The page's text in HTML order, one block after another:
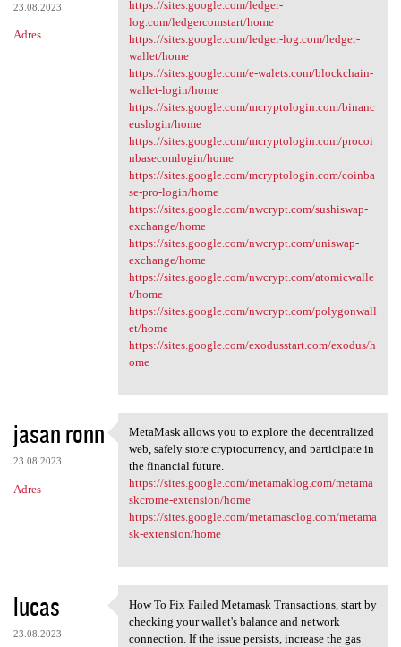
23.08.2023
Adres
https://sites.google.com/ledger-
log.com/ledgercomstart/home
https://sites.google.com/ledger-log.com/ledger-
wallet/home
https://sites.google.com/e-walets.com/blockchain-
wallet-login/home
https://sites.google.com/mcryptologin.com/binanc
euslogin/home
https://sites.google.com/mcryptologin.com/procoi
nbasecomlogin/home
https://sites.google.com/mcryptologin.com/coinba
se-pro-login/home
https://sites.google.com/nwcrypt.com/sushiswap-
exchange/home
https://sites.google.com/nwcrypt.com/uniswap-
exchange/home
https://sites.google.com/nwcrypt.com/atomicwalle
t/home
https://sites.google.com/nwcrypt.com/polygonwall
et/home
https://sites.google.com/exodusstart.com/exodus/h
ome
jasan ronn
23.08.2023
Adres
MetaMask allows you to
MetaMask allows you to explore the decentralized
web, safely store cryptocurrency, and participate in
the financial future.
https://sites.google.com/metamaklog.com/metama
skcrome-extension/home
https://sites.google.com/metamasclog.com/metama
sk-extension/home
lucas
23.08.2023
How To Fix Failed Metamask
How To Fix Failed Metamask Transactions, start by
checking your wallet's balance and network
connection. If the issue persists, increase the gas